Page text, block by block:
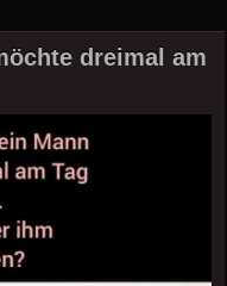
dreimal am